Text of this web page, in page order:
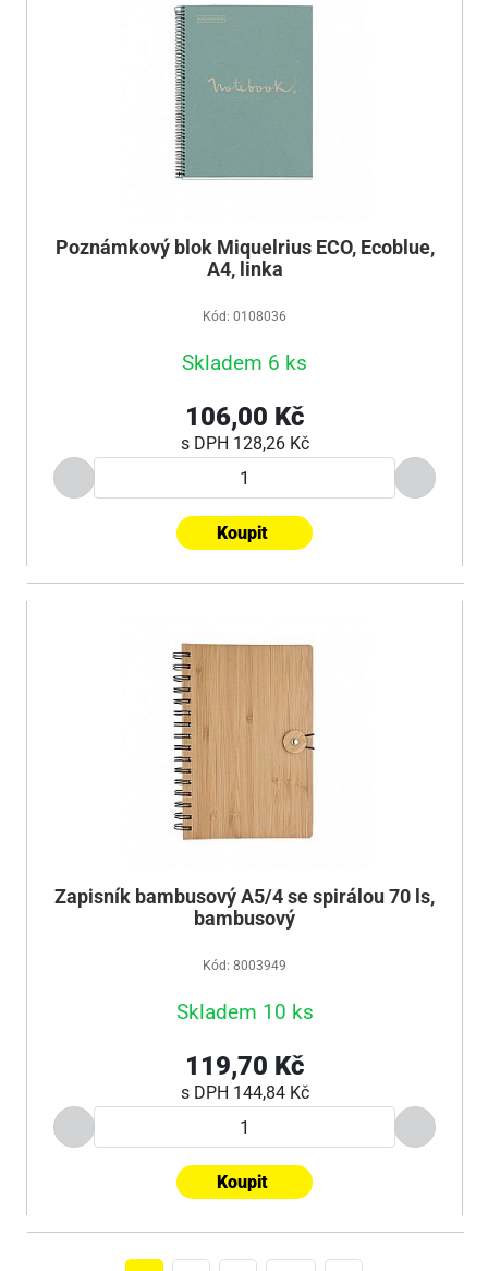
Poznámkový blok Miquelrius ECO, Ecoblue,
A4, linka
Kód: 0108036
Skladem 6 ks
106,00 Kč
s DPH 128,26 Kč
Koupit
Zapisník bambusový A5/4 se spirálou 70 ls,
bambusový
Kód: 8003949
Skladem 10 ks
119,70 Kč
s DPH 144,84 Kč
Koupit